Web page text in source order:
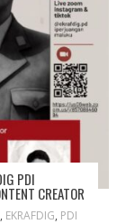
PDI
CREATOR
, EKRAFDIG, PDI